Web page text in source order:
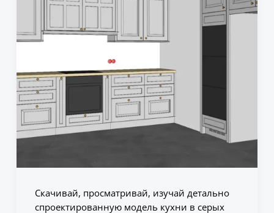
Скачивай, просматривай, изучай детально
спроектированную модель кухни в серых